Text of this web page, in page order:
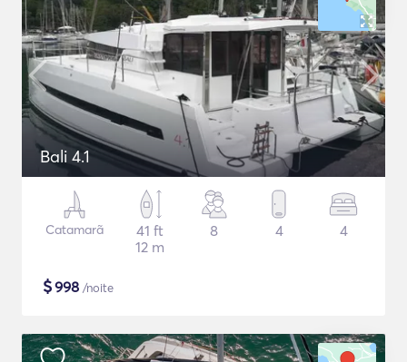
Bali 4.1
Catamarã
41 ft
12 m
8 4 4
$998 /noite